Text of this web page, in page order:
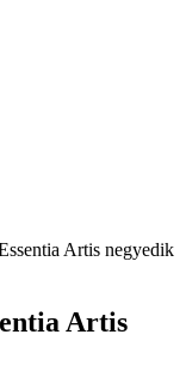
Artis negyedik
Artis